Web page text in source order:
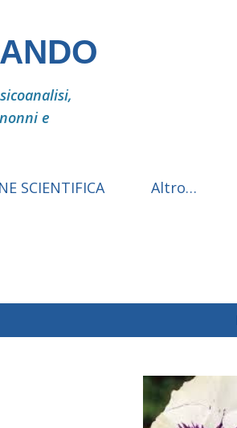
e
SCIENTIFICA Altro…